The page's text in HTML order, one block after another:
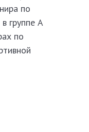
по
группе А
по